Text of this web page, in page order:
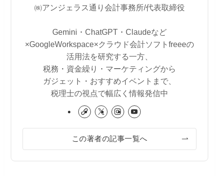
㈱アンジェラス通り会計事務所/代表取締役
Gemini・ChatGPT・Claudeなど
×GoogleWorkspace×クラウド会計ソフトfreeeの
活用法を研究する一方、
税務・資金繰り・マーケティングから
ガジェット・おすすめイベントまで、
税理士の視点で幅広く情報発信中
この著者の記事一覧へ